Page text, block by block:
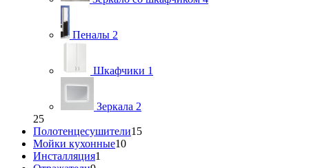
Пеналы 2
Шкафчики 1
Зеркала 2
25
Полотенцесушители15
Мойки кухонные10
Инсталляция1